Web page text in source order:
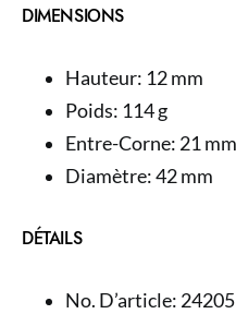
DIMENSIONS
Hauteur: 12 mm
Poids: 114 g
Entre-Corne: 21 mm
Diamètre: 42 mm
DÉTAILS
No. D’article: